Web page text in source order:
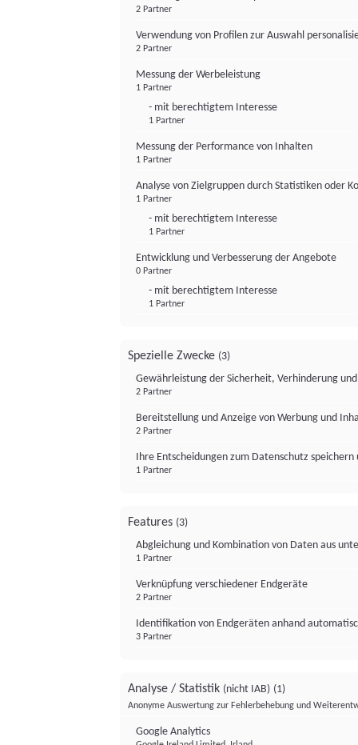
2 Partner
Verwendung von Profilen zur Auswahl
2 Partner
Messung der Werbeleistung
1 Partner
- mit berechtigtem Interesse
1 Partner
Messung der Performance von Inhalten
1 Partner
Analyse von Zielgruppen durch Statistiken oder
1 Partner
- mit berechtigtem Interesse
1 Partner
Entwicklung und Verbesserung der Angebote
0 Partner
- mit berechtigtem Interesse
1 Partner
Spezielle Zwecke (3)
Gewährleistung der Sicherheit, Verhinderung
2 Partner
Bereitstellung und Anzeige von Werbung und
2 Partner
Ihre Entscheidungen zum Datenschutz
1 Partner
Features (3)
Abgleichung und Kombination von Daten aus
1 Partner
Verknüpfung verschiedener Endgeräte
2 Partner
Identifikation von Endgeräten anhand
3 Partner
Analyse / Statistik (nicht IAB) (1)
Anonyme Auswertung zur Fehlerbehebung und
Google Analytics